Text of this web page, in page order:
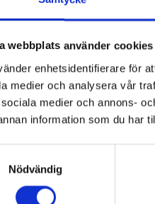
webbplats använder cookies
enhetsidentifierare för
medier och analysera vår
medier och annons-
information som du har
Nödvändig
i Danmark utökas
Rasmus och Søren
i företaget.